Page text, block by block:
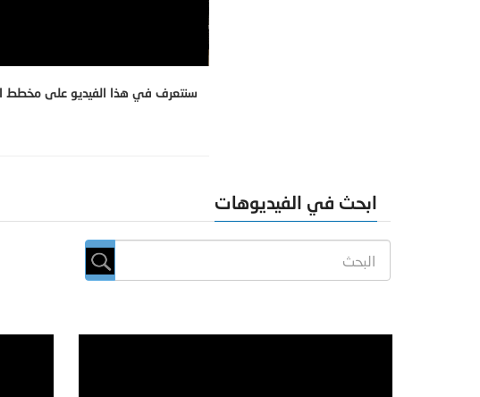
سنتعرف في هذا الفيديو على مخطط
ابحث في الفيديوهات